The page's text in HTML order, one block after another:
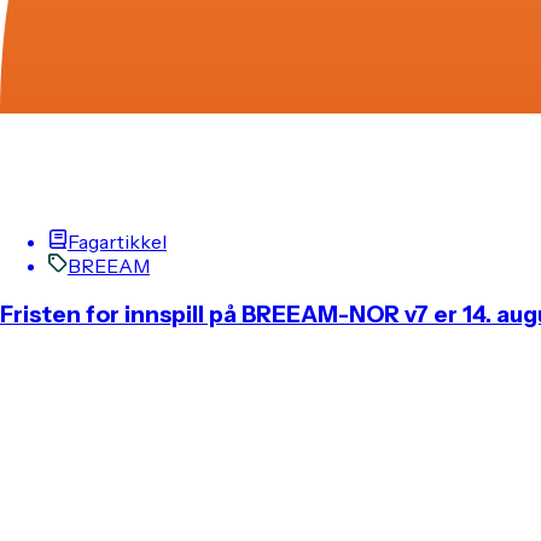
Fagartikkel
BREEAM
Fristen for innspill på BREEAM-NOR v7 er 14.